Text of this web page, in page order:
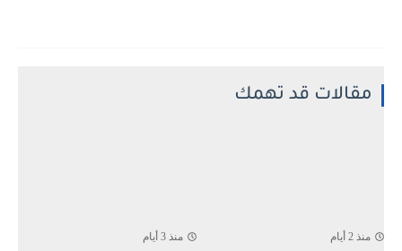
مقالات قد تهمك
منذ 2 أيام منذ 3 أيام